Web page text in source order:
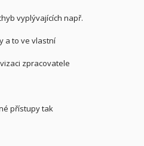
vyplývajících např.
a to ve vlastní
zpracovatele
přístupy tak